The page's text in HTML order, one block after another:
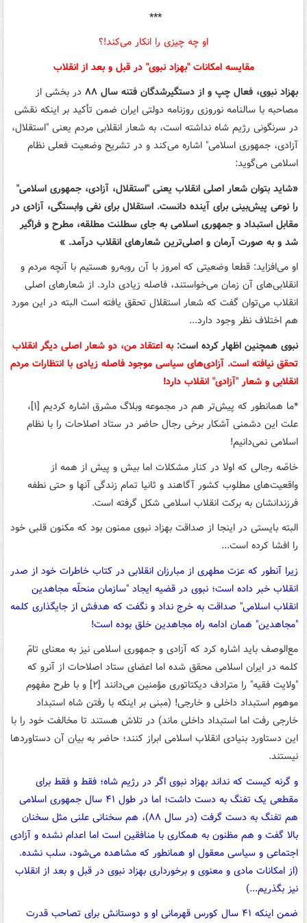
***
او چه چیزی را انکار می‌کند!؟
مقایسه امکانات "بهزاد نبوی" در قبل و بعد از انقلاب
بهزاد نبوی، فعال چپ و از دستگیرشدگان فتنه سال ۸۸
در بخشی از
مصاحبه با سالنامه نوروزی روزنامه دولتی ایران ضمن تأکید بر اینکه نقشی
در سرنگونی رژیم شاه نداشته است، به شعار انقلابی مردم یعنی "استقلال،
آزادی، جمهوری اسلامی" اشاره می‌کند و در تشریح وضعیت فعلی نظام
اسلامی می‌گوید:
«شاید بتوان شعار اصلی انقلاب یعنی "استقلال، آزادی، جمهوری اسلامی"
را نوعی پیش‌بینی برای آینده دانست. استقلال برای نفی وابستگی، آزادی در
مقابل استبداد و جمهوری اسلامی به جای سطلنت مطلقه، مطرح و فراگیر
شد و به صورت آرمان و اصلی‌ترین شعارهای انقلاب درآمد. »
او می‌افزاید: قطعا وضعیتی که امروز با آن روبه‌رو هستیم با آنچه مردم و
انقلابی‌های آن زمان می‌خواستند، فاصله زیادی دارد. از شعارهای اصلی
انقلاب می‌توان گفت که شعار استقلال تحقق یافته است البته در این مورد
هم اختلاف نظر وجود دارد...
نبوی همچنین اظهار کرده است: به اعتقاد من، دو شعار اصلی دیگر انقلاب
تحقق نیافته است. آزادی‌های سیاسی موجود فاصله زیادی با انتظارات مردم
انقلابی و شعار "آزادی" انقلاب دارد!
*ما همانطور که پیش‌تر هم در مجموعه وبلاگ مشرق اشاره کردیم [۱]،
علت این دشمنی آشکار برخی رجال حاضر در ستاد اصلاحات را با نظام
اسلامی نمی‌دانیم!
خاصّه رجالی که اولا در کنار مشکلات اما بیش و پیش از همه از
واقعیت‌های مطلوب کشور آگاهند و ثانیا تمام زندگی آنها و حتی نطفه
فرزندانشان به برکت انقلاب اسلامی شکل گرفته است.
البته بایستی در اینجا از صداقت بهزاد نبوی ممنون بود که مکنون قلبی خود
را افشا کرده است...
زیرا آنطور که عزت مطهری از مبارزان انقلابی در کتاب خاطرات خود از صدر
انقلاب خبر داده است؛ نبوی در قضیه ایجاد "سازمان منحلّه مجاهدین
انقلاب اسلامی" صداقت به خرج نداد و نگفت که هدفش از جایگذاری کلمه
"مجاهدین" همان ادامه راه مجاهدین خلق بوده است!
مع‌الوصف باید اشاره کرد که آزادی و جمهوری اسلامی نیز به معنای تامّ
کلمه در ایران اسلامی محقق شده اما اعضای ستاد اصلاحات از آنرو که
"ولایت فقیه" را مترادف دیکتاتوری مؤمنین می‌دانند [۲] و با طرح مفهوم
موهوم استبداد داخلی و خارجی! (مبنی بر اینکه با رفتن شاه استبداد
خارجی رفت اما استبداد داخلی ماند) در تلاش هستند تا مخالفت خود را با
این دستاورد بنیادی انقلاب اسلامی ابراز کنند؛ حاضر به بیان آن دستاوردها
نیستند.
و گرنه کیست که نداند بهزاد نبوی اگر در رژیم شاه؛ فقط و فقط برای
مقطعی یک تفنگ به دست داشت؛ اما در طول ۴۱ سال جمهوری اسلامی
هم تفنگ به دست گرفت (در سال ۸۸)، هم سخنانی علنی مثل سخنان
بالا گفت و هم مظنون به همکاری با منافقین است اما اعدام نشده و آزادی
اجتماعی و سیاسی معقول او همانطور که مشاهده می‌شود، سلب نشده.
(از امکانات مادی و معنوی و برخورداری بهزاد نبوی در قبل و بعد از انقلاب
نیز بگذریم...)
ضمن اینکه ۴۱ سال کورس قهرمانی او و دوستانش برای تصاحب قدرت